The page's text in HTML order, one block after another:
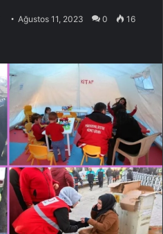
Ağustos 11, 2023 0 16